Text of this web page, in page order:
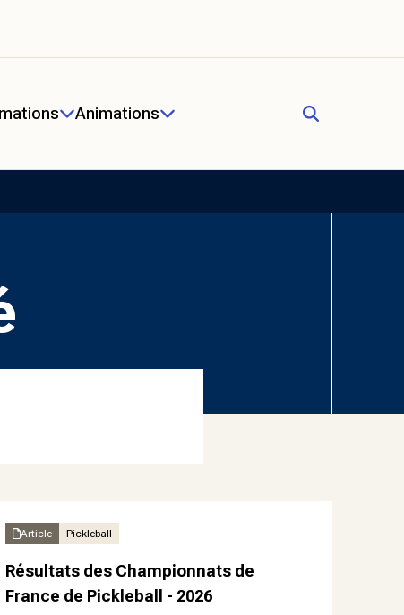
Animations
Article Pickleball
Résultats des Championnats de
France de Pickleball - 2026